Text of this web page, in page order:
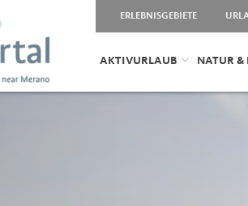
ERLEBNISGEBIETE
AKTIVURLAUB NATUR &